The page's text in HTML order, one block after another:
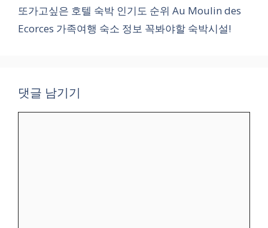
또가고싶은 호텔 숙박 인기도 순위 Au Moulin des
Ecorces 가족여행 숙소 정보 꼭봐야할 숙박시설!
댓글 남기기